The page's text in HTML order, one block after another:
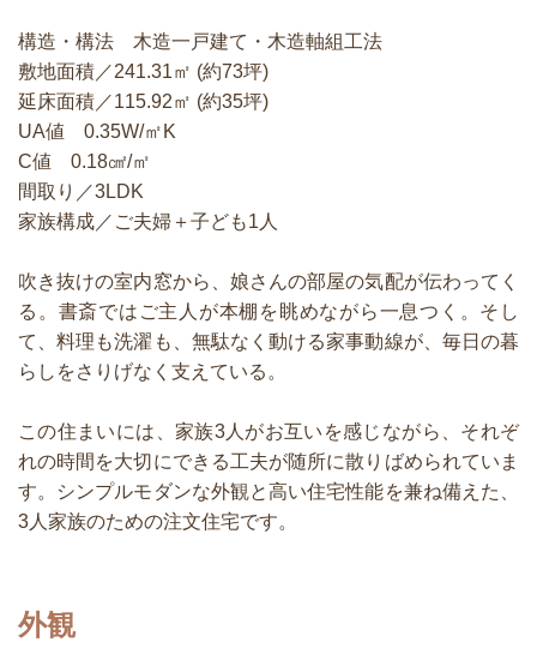
構造・構法 木造一戸建て・木造軸組工法
敷地面積／241.31㎡ (約73坪)
延床面積／115.92㎡ (約35坪)
UA値 0.35W/㎡K
C値 0.18㎠/㎡
間取り／3LDK
家族構成／ご夫婦＋子ども1人
吹き抜けの室内窓から、娘さんの部屋の気配が伝わってく
る。書斎ではご主人が本棚を眺めながら一息つく。そし
て、料理も洗濯も、無駄なく動ける家事動線が、毎日の暮
らしをさりげなく支えている。
この住まいには、家族3人がお互いを感じながら、それぞ
れの時間を大切にできる工夫が随所に散りばめられていま
す。シンプルモダンな外観と高い住宅性能を兼ね備えた、
3人家族のための注文住宅です。
外観